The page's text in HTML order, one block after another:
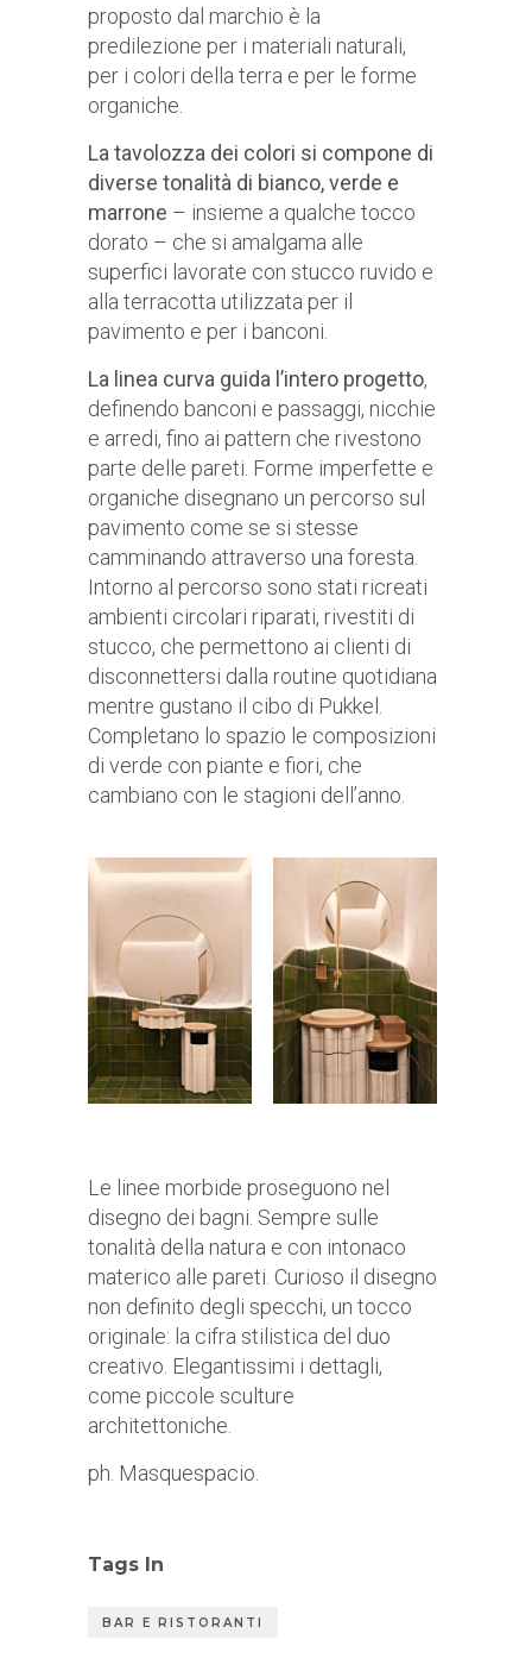
proposto dal marchio è la
predilezione per i materiali naturali,
per i colori della terra e per le forme
organiche.
La tavolozza dei colori si compone di
diverse tonalità di bianco, verde e
marrone – insieme a qualche tocco
dorato – che si amalgama alle
superfici lavorate con stucco ruvido e
alla terracotta utilizzata per il
pavimento e per i banconi.
La linea curva guida l’intero progetto,
definendo banconi e passaggi, nicchie
e arredi, fino ai pattern che rivestono
parte delle pareti. Forme imperfette e
organiche disegnano un percorso sul
pavimento come se si stesse
camminando attraverso una foresta.
Intorno al percorso sono stati ricreati
ambienti circolari riparati, rivestiti di
stucco, che permettono ai clienti di
disconnettersi dalla routine quotidiana
mentre gustano il cibo di Pukkel.
Completano lo spazio le composizioni
di verde con piante e fiori, che
cambiano con le stagioni dell’anno.
Le linee morbide proseguono nel
disegno dei bagni. Sempre sulle
tonalità della natura e con intonaco
materico alle pareti. Curioso il disegno
non definito degli specchi, un tocco
originale: la cifra stilistica del duo
creativo. Elegantissimi i dettagli,
come piccole sculture
architettoniche.
ph. Masquespacio.
Tags In
BAR E RISTORANTI